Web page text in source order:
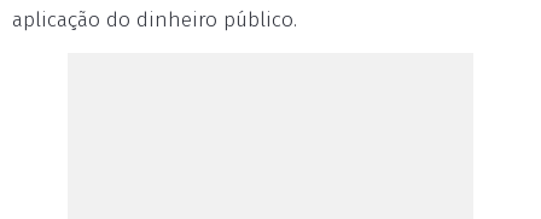
aplicação do dinheiro público.